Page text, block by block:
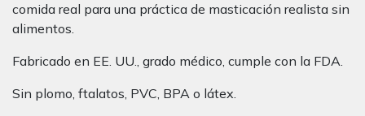
comida real para una práctica de masticación realista sin
alimentos.
Fabricado en EE. UU., grado médico, cumple con la FDA.
Sin plomo, ftalatos, PVC, BPA o látex.